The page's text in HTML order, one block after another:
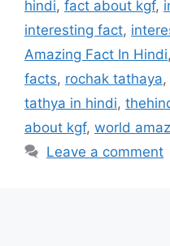
hindi, fact about kgf,
interesting fact,
Amazing Fact In Hindi,
facts, rochak tathaya,
tathya in hindi,
about kgf, world
Leave a comment